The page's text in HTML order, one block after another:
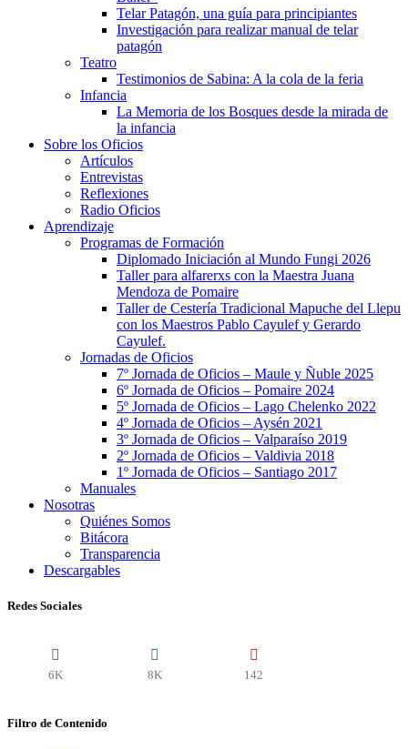
Telar Patagón, una guía para principiantes
Investigación para realizar manual de telar
patagón
Teatro
Testimonios de Sabina: A la cola de la feria
Infancia
La Memoria de los Bosques desde la mirada de
la infancia
Sobre los Oficios
Artículos
Entrevistas
Reflexiones
Radio Oficios
Aprendizaje
Programas de Formación
Diplomado Iniciación al Mundo Fungi 2026
Taller para alfarerxs con la Maestra Juana
Mendoza de Pomaire
Taller de Cestería Tradicional Mapuche del Llepu
con los Maestros Pablo Cayulef y Gerardo
Cayulef.
Jornadas de Oficios
7º Jornada de Oficios – Maule y Ñuble 2025
6º Jornada de Oficios – Pomaire 2024
5º Jornada de Oficios – Lago Chelenko 2022
4º Jornada de Oficios – Aysén 2021
3º Jornada de Oficios – Valparaíso 2019
2º Jornada de Oficios – Valdivia 2018
1º Jornada de Oficios – Santiago 2017
Manuales
Nosotras
Quiénes Somos
Bitácora
Transparencia
Descargables
Redes Sociales
6K 8K 142
Filtro de Contenido